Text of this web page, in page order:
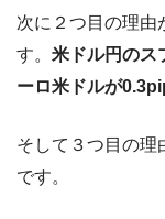
次に２つ目の理由
す。 米ドル円のス
ーロ米ドルが
そして３つ目の理
です。